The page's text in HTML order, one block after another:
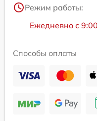
Режим работы:
Ежедневно с
Способы оплаты